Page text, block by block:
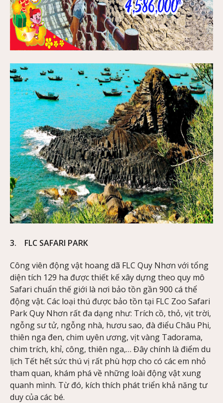
3. FLC SAFARI PARK
Công viên động vật hoang dã FLC Quy Nhơn với tổng
diện tích 129 ha được thiết kế xây dựng theo quy mô
Safari chuẩn thế giới là nơi bảo tồn gần 900 cá thể
động vật. Các loại thú được bảo tồn tại FLC Zoo Safari
Park Quy Nhơn rất đa dạng như: Trích cồ, thỏ, vịt trời,
ngỗng sư tử, ngỗng nhà, hươu sao, đà điểu Châu Phi,
thiên nga đen, chim uyên ương, vịt vàng Tadorama,
chim trích, khỉ, công, thiên nga,… Đây chính là điểm du
lịch Tết hết sức thú vị rất phù hợp cho có các em nhỏ
tham quan, khám phá về những loài động vật xung
quanh mình. Từ đó, kích thích phát triển khả năng tư
duy của các bé.